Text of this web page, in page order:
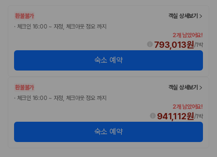
환불불가
객실 상세보기
· 체크인 16:00 ~ 자정, 체크아웃 정오 까지
2개 남았어요!
793,013원/1박
숙소 예약
환불불가
객실 상세보기
· 체크인 16:00 ~ 자정, 체크아웃 정오 까지
2개 남았어요!
941,112원/1박
숙소 예약